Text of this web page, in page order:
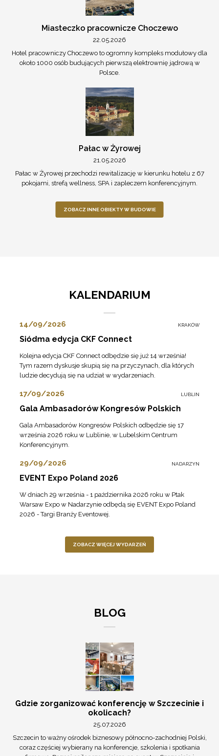
ZOBACZ INNE OBIEKTY W BUDOWIE
Miasteczko pracownicze Choczewo
22.05.2026
Hotel pracowniczy Choczewo to ogromny kompleks modułowy dla
około 1000 osób budujących pierwszą elektrownię jądrową w
Polsce.
Pałac w Żyrowej
21.05.2026
Pałac w Żyrowej przechodzi rewitalizację w kierunku hotelu z 67
pokojami, strefą wellness, SPA i zapleczem konferencyjnym.
KALENDARIUM
14/09/2026 KRAKÓW
Siódma edycja CKF Connect
Kolejna edycja CKF Connect odbędzie się już 14 września!
Tym razem dyskusje skupią się na przyczynach, dla których
ludzie decydują się na udział w wydarzeniach.
17/09/2026 LUBLIN
Gala Ambasadorów Kongresów Polskich
Gala Ambasadorów Kongresów Polskich odbędzie się 17
września 2026 roku w Lublinie, w Lubelskim Centrum
Konferencyjnym.
29/09/2026 NADARZYN
EVENT Expo Poland 2026
W dniach 29 września - 1 października 2026 roku w Ptak
Warsaw Expo w Nadarzynie odbędą się EVENT Expo Poland
2026 - Targi Branży Eventowej.
ZOBACZ WIĘCEJ WYDARZEŃ
BLOG
Gdzie zorganizować konferencję w Szczecinie i
okolicach?
25.07.2026
Szczecin to ważny ośrodek biznesowy północno-zachodniej Polski,
coraz częściej wybierany na konferencje, szkolenia i spotkania